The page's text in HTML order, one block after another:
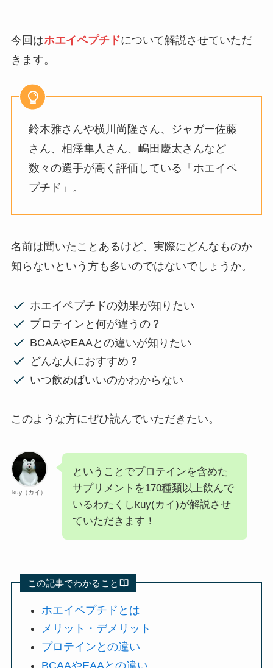
今回はホエイペプチドについて解説させていただ
きます。
鈴木雅さんや横川尚隆さん、ジャガー佐藤
さん、相澤隼人さん、嶋田慶太さんなど
数々の選手が高く評価している「ホエイペ
プチド」。
名前は聞いたことあるけど、実際にどんなものか
知らないという方も多いのではないでしょうか。
ホエイペプチドの効果が知りたい
プロテインと何が違うの？
BCAAやEAAとの違いが知りたい
どんな人におすすめ？
いつ飲めばいいのかわからない
このような方にぜひ読んでいただきたい。
kuy（カイ）
ということでプロテインを含めた
サプリメントを170種類以上飲んで
いるわたくしkuy(カイ)が解説させ
ていただきます！
この記事でわかること
ホエイペプチドとは
メリット・デメリット
プロテインとの違い
BCAAやEAAとの違い